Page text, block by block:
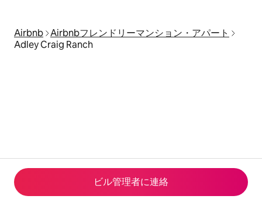
ビル管理者に連⁠絡
Airbnb Airbnbフレンドリーマンション・アパート
Adley Craig Ranch